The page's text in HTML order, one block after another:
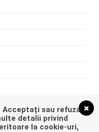
Acceptați sau refuzați
detalii privind
la cookie-uri,